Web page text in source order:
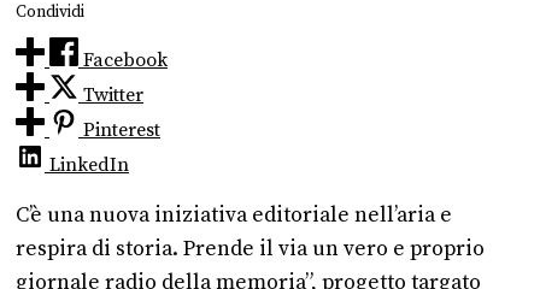
Condividi
Facebook
Twitter
Pinterest
LinkedIn
C’è una nuova iniziativa editoriale nell’aria e
respira di storia. Prende il via un vero e proprio
giornale radio della memoria”, progetto targato